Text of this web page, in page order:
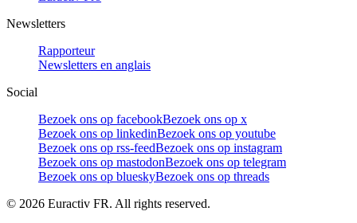
Newsletters
Rapporteur
Newsletters en anglais
Social
Bezoek ons op facebookBezoek ons op x
Bezoek ons op linkedinBezoek ons op youtube
Bezoek ons op rss-feedBezoek ons op instagram
Bezoek ons op mastodonBezoek ons op telegram
Bezoek ons op blueskyBezoek ons op threads
© 2026 Euractiv FR. All rights reserved.